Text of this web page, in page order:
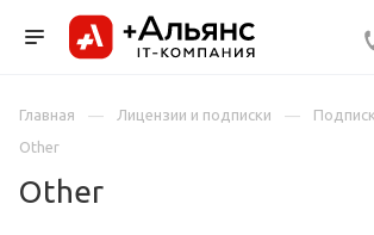
Главная Лицензии и подписки
Other
Other